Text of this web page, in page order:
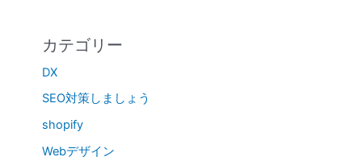
カテゴリー
DX
SEO対策しましょう
shopify
Webデザイン